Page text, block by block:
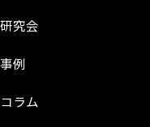
研究会
事例
コラム